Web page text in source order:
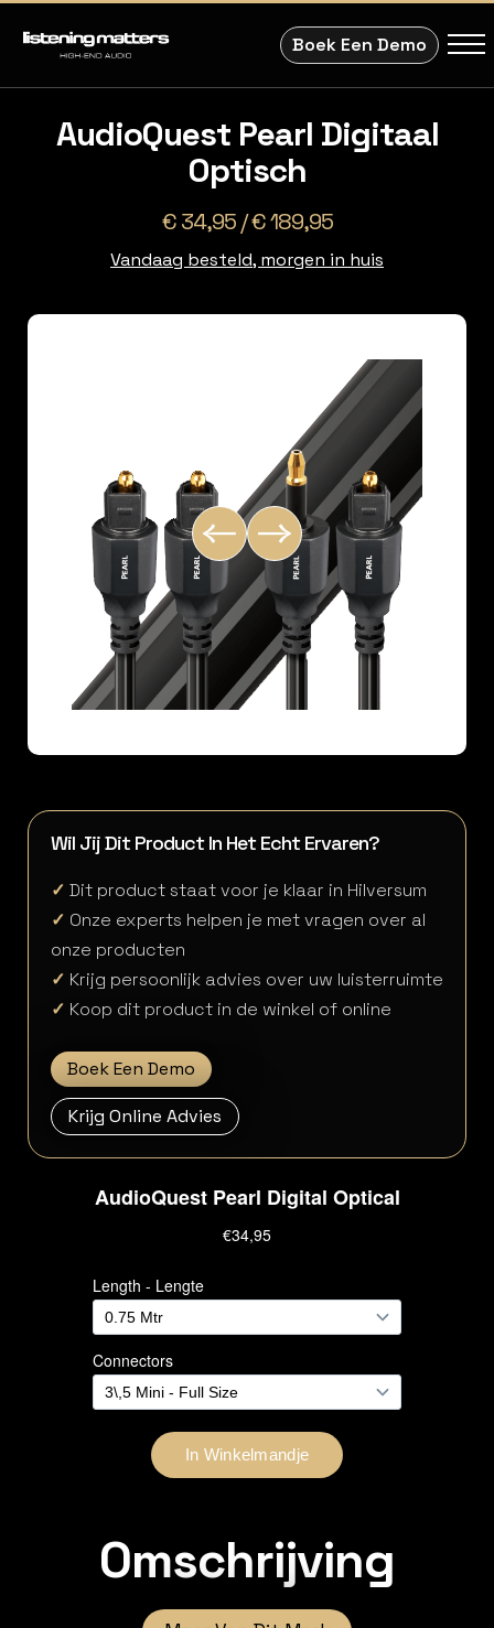
Boek Een Demo
AudioQuest Pearl Digitaal
Optisch
€ 34,95 / € 189,95
Vandaag besteld, morgen in huis
Wil Jij Dit Product In Het Echt Ervaren?
✓ Dit product staat voor je klaar in Hilversum
✓ Onze experts helpen je met vragen over al
onze producten
✓ Krijg persoonlijk advies over uw luisterruimte
✓ Koop dit product in de winkel of online
Boek Een Demo
Krijg Online Advies
Omschrijving